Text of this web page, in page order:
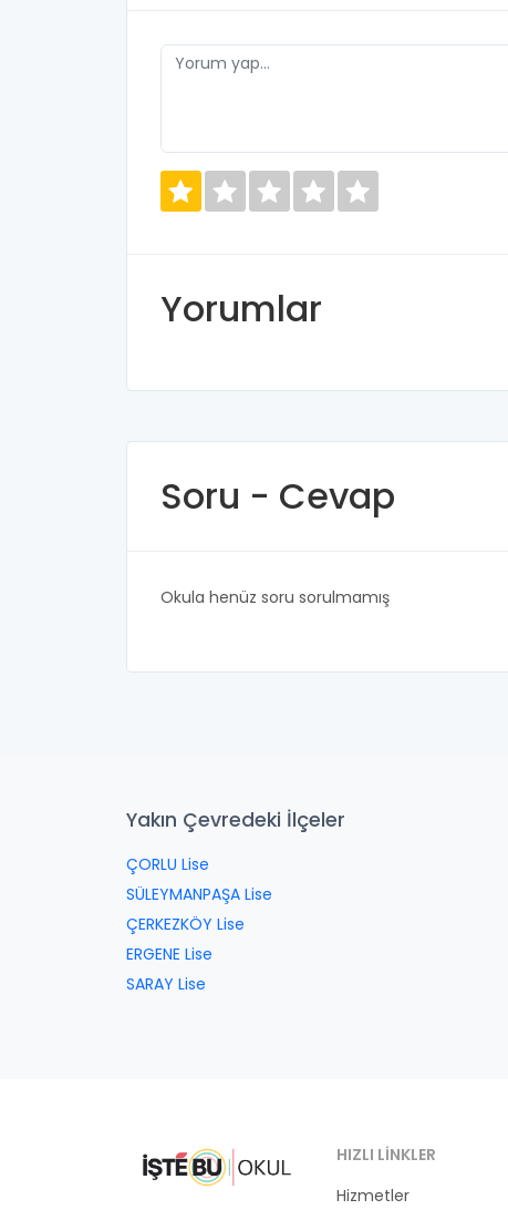
Yorumlar
Soru - Cevap
Okula henüz soru sorulmamış
Yakın Çevredeki İlçeler
ÇORLU Lise
SÜLEYMANPAŞA Lise
ÇERKEZKÖY Lise
ERGENE Lise
SARAY Lise
HIZLI LINKLER
Hizmetler